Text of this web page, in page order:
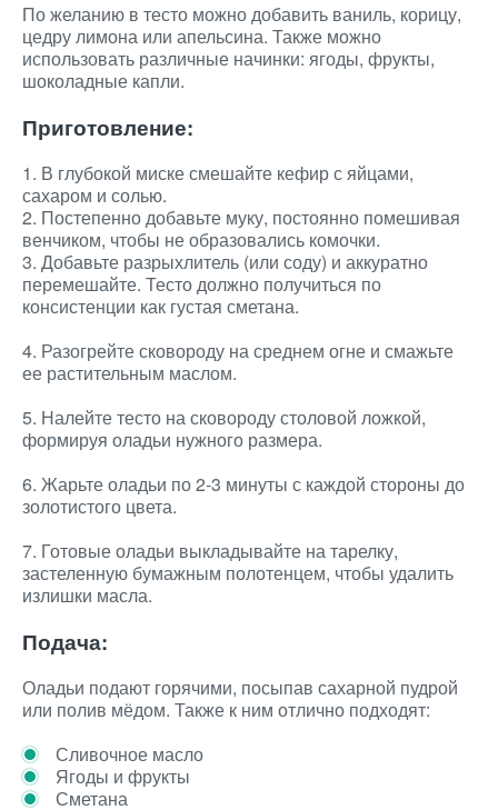
По желанию в тесто можно добавить ваниль, корицу,
цедру лимона или апельсина. Также можно
использовать различные начинки: ягоды, фрукты,
шоколадные капли.
Приготовление:
1. В глубокой миске смешайте кефир с яйцами,
сахаром и солью.
2. Постепенно добавьте муку, постоянно помешивая
венчиком, чтобы не образовались комочки.
3. Добавьте разрыхлитель (или соду) и аккуратно
перемешайте. Тесто должно получиться по
консистенции как густая сметана.
4. Разогрейте сковороду на среднем огне и смажьте
ее растительным маслом.
5. Налейте тесто на сковороду столовой ложкой,
формируя оладьи нужного размера.
6. Жарьте оладьи по 2-3 минуты с каждой стороны до
золотистого цвета.
7. Готовые оладьи выкладывайте на тарелку,
застеленную бумажным полотенцем, чтобы удалить
излишки масла.
Подача:
Оладьи подают горячими, посыпав сахарной пудрой
или полив мёдом. Также к ним отлично подходят:
Сливочное масло
Ягоды и фрукты
Сметана